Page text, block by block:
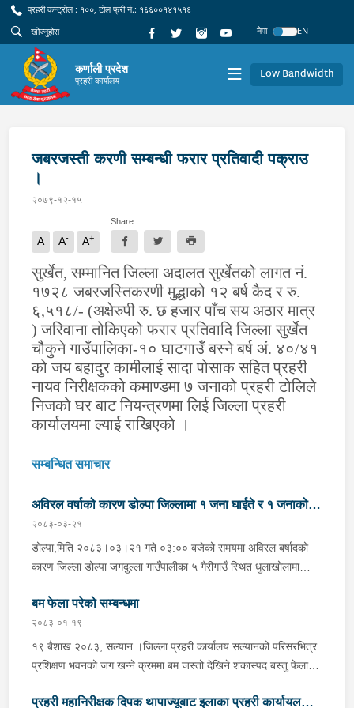
प्रहरी कन्ट्रोल : १००, टोल फ्री नं.: १६६००१४१५१६
नेपा
EN
कर्णाली प्रदेश
प्रहरी कार्यालय Low Bandwidth
जबरजस्ती करणी सम्बन्धी फरार प्रतिवादी पक्राउ
।
२०७९-१२-१५
A A- A+
Share
सुर्खेत, सम्मानित जिल्ला अदालत सुर्खेतको लागत नं.
१७२८ जबरजस्तिकरणी मुद्धाको १२ बर्ष कैद र रु.
६,५१८/- (अक्षेरुपी रु. छ हजार पाँच सय अठार मात्र
) जरिवाना तोकिएको फरार प्रतिवादि जिल्ला सुर्खेत
चौकुने गाउँपालिका-१० घाटगाउँ बस्ने बर्ष अं. ४०/४१
को जय बहादुर कामीलाई सादा पोसाक सहित प्रहरी
नायव निरीक्षकको कमाण्डमा ७ जनाको प्रहरी टोलिले
निजको घर बाट नियन्त्रणमा लिई जिल्ला प्रहरी
कार्यालयमा ल्याई राखिएको ।
सम्बन्धित समाचार
अविरल वर्षाको कारण डोल्पा जिल्लामा १ जना घाईते र १ जनाको
मृत्यु
२०८३-०३-२१
डोल्पा,मिति २०८३।०३।२१ गते ०३:०० बजेको समयमा अविरल बर्षादको
कारण जिल्ला डोल्पा जगदुल्ला गाउँपालीका ५ गैरीगाउँ स्थित धुलाखोलामा
माझगाउ डोल्पाबाट प्र.स.नि. रघुनाथ पाण्डेको कमाण्डमा ५ जनाको टोली
खटिगई स्थानिय र प्रहरीको सहयोगमा उक्त स्थान बस्ने लाक्षिमाने बि.क.को
छोरी बर्ष अन्दाजी ५५/५६ कि आनन्दा बि.क. (अविवाहित, बोल्न नसक्ने)
सुतिरहेको अबस्थामा पुरिएको र निज आनन्दी बि.क.लाई उद्धार गरी उपचारको
जि.प्र.का. डोल्पाबाट प्र.नि. पदम रावलको कमाण्डमा SOCO सहित ५
बम फेला परेको सम्बन्धमा
२०८३-०१-१९
१९ बैशाख २०८३, सल्यान ।जिल्ला प्रहरी कार्यालय सल्यानको परिसरभित्र
प्रशिक्षण भवनको जग खन्ने क्रममा बम जस्तो देखिने शंकास्पद बस्तु फेला
माईन डिटेक्टर मेशिनबाट उक्त स्थान तथा वरपर चेकजाँच गर्दा सकेट बम
प्रहरी महानिरीक्षक दिपक थापाज्यूबाट इलाका प्रहरी कार्यायल